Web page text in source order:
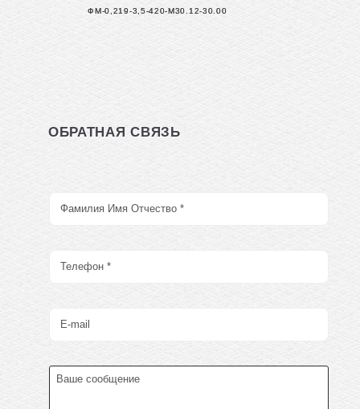
ФМ-0,219-3,5-420-М30.12-30.00
ОБРАТНАЯ СВЯЗЬ